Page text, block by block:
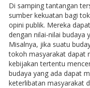
Di samping tantangan
sumber kekuatan bagi
opini publik. Mereka
dengan nilai-nilai budaya
Misalnya, jika suatu
tokoh masyarakat dapat
kebijakan tertentu
budaya yang ada dapat
keterlibatan masyarakat